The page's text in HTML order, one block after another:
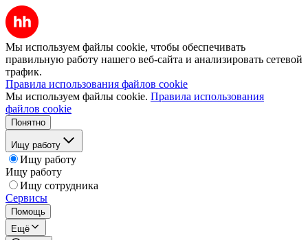
Мы используем файлы cookie, чтобы обеспечивать
правильную работу нашего веб-сайта и анализировать сетевой
трафик.
Правила использования файлов cookie
Мы используем файлы cookie. Правила использования
файлов cookie
Понятно
Ищу работу
Ищу работу
Ищу работу
Ищу сотрудника
Сервисы
Помощь
Ещё